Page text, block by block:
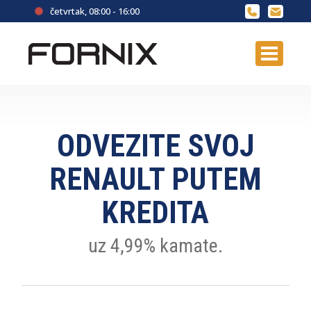
četvrtak, 08:00 - 16:00
ODVEZITE SVOJ
RENAULT PUTEM
KREDITA
uz 4,99% kamate.